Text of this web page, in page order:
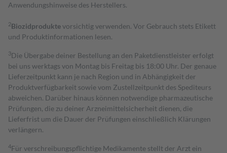
Anwendungshinweise des Herstellers.
2Biozidproduktevorsichtig verwenden. Vor Gebrauch stets Etikett
und Produktinformationen lesen.
3Die Übergabe deiner Bestellung an den Paketdienstleister erfolgt
bei uns werktags von Montag bis Freitag bis 18:00 Uhr. Der genaue
Lieferzeitpunkt kann je nach Region und in Abhängigkeit der
Produktverfügbarkeit sowie vom Zustellzeitpunkt des Spediteurs
abweichen. Darüber hinaus können notwendige pharmazeutische
Prüfungen, die zu deiner Arzneimittelsicherheit dienen, die
Lieferfrist um die Dauer der Prüfungen einschließlich Klärungen
verlängern.
4Für verschreibungspflichtige Medikamente stellt der Arzt ein